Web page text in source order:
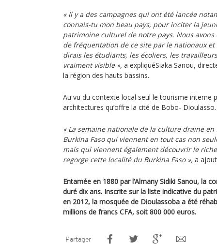
« Il y a des campagnes qui ont été lancée
connais-tu mon beau pays, pour inciter la
patrimoine culturel de notre pays. Nous
de fréquentation de ce site par le nationaux
dirais les étudiants, les écoliers, les
vraiment visible », a expliquéSiaka Sanou,
la région des hauts bassins.
Au vu du contexte local seul le tourisme interne
architectures qu’offre la cité de Bobo- Dioulasso.
« La semaine nationale de la culture draine
Burkina Faso qui viennent en tout cas non
mais qui viennent également découvrir le
regorge cette localité du Burkina Faso », a
Entamée en 1880 par l’Almany Sidiki Sanou, la
duré dix ans. Inscrite sur la liste indicative du
en 2012, la mosquée de Dioulassoba a été
millions de francs CFA, soit 800 000 euros.
Partager